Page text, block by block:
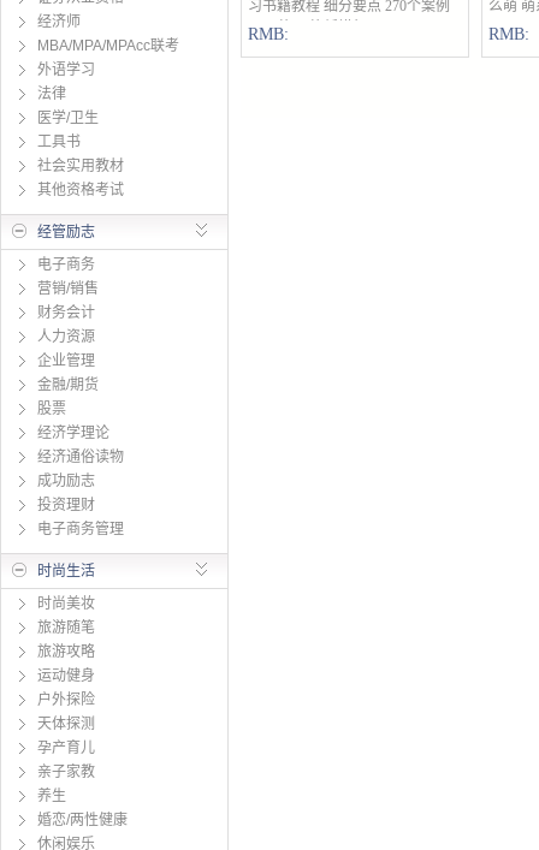
经济师
MBA/MPA/MPAcc联考
外语学习
法律
医学/卫生
工具书
社会实用教材
其他资格考试
经管励志
电子商务
营销/销售
财务会计
人力资源
企业管理
金融/期货
股票
经济学理论
经济通俗读物
成功励志
投资理财
电子商务管理
时尚生活
时尚美妆
旅游随笔
旅游攻略
运动健身
户外探险
天体探测
孕产育儿
亲子家教
养生
婚恋/两性健康
休闲娱乐
习书籍教程 细分要点 270个案例
图示范 网格纸描红
RMB:
么萌
RMB: